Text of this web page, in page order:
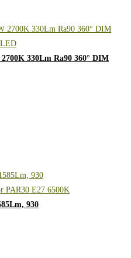
330Lm Ra90 360° DIM
930